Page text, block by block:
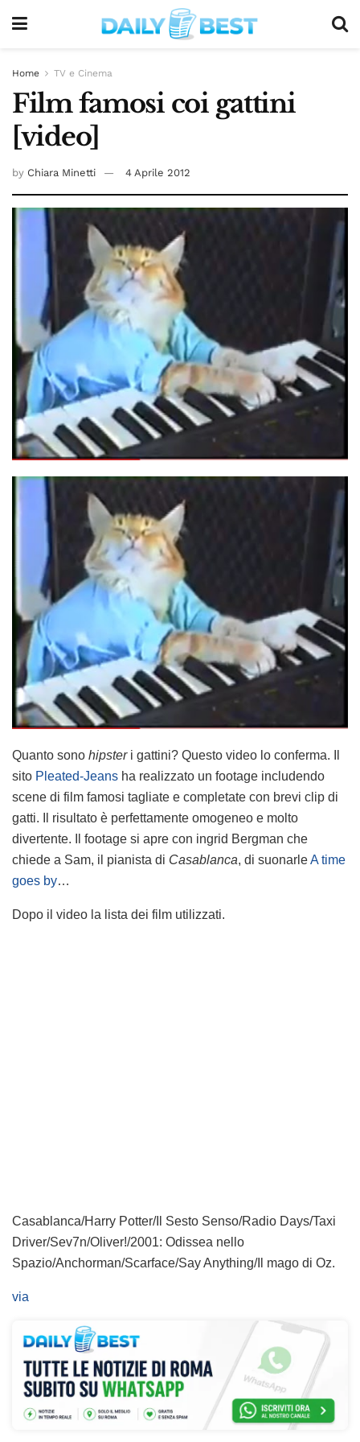
Home TV e Cinema
Film famosi coi gattini
[video]
by Chiara Minetti 4 Aprile 2012
Quanto sono hipsteri gattini? Questo video lo conferma. Il
sito Pleated-Jeans ha realizzato un footage includendo
scene di film famosi tagliate e completate con brevi clip di
gatti. Il risultato è perfettamente omogeneo e molto
divertente. Il footage si apre con ingrid Bergman che
chiede a Sam, il pianista di Casablanca, di suonarleA time
goes by…
Dopo il video la lista dei film utilizzati.
Casablanca/Harry Potter/Il Sesto Senso/Radio Days/Taxi
Driver/Sev7n/Oliver!/2001: Odissea nello
Spazio/Anchorman/Scarface/Say Anything/Il mago di Oz.
via